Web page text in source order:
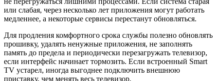
или слабая, через несколько лет приложения могут работать
медленнее, а некоторые сервисы перестанут обновляться.
Для продления комфортного срока службы полезно обновлять
прошивку, удалять ненужные приложения, не заполнять
память до предела и периодически перезагружать телевизор,
если интерфейс начинает тормозить. Если встроенный Smart
TV устарел, иногда выгоднее подключить внешнюю
приставку, чем менять весь телевизор.